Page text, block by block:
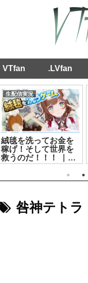
VTfan .LVfan
生配信実況
絨毯を洗ってお金を
稼げ！そして世界を
救うのだ！！！ ｜
『絨毯を洗うゲー
り】[2026.07.22]
咎神テトラ